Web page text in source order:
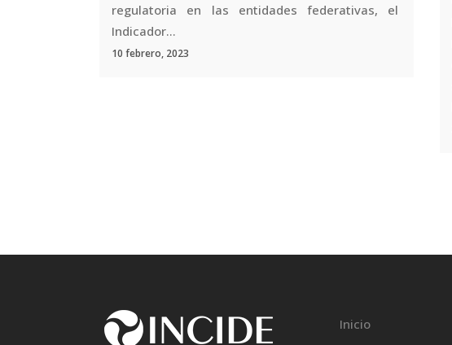
regulatoria en las entidades federativas, el
Indicador...
10 febrero, 2023
Inicio